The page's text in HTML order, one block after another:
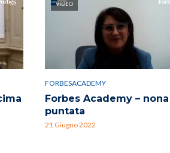
VIDEO
FORBESACADEMY
Forbes Academy – nona
puntata
21 Giugno 2022